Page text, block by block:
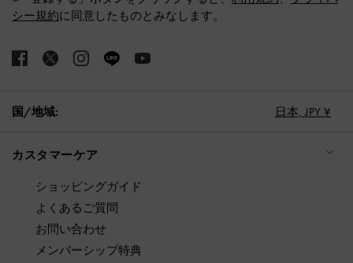
シー規約に同意したものとみなします。
国/地域: 日本, JPY ¥
カスタマーケア
ショッピングガイド
よくあるご質問
お問い合わせ
メンバーシップ特典